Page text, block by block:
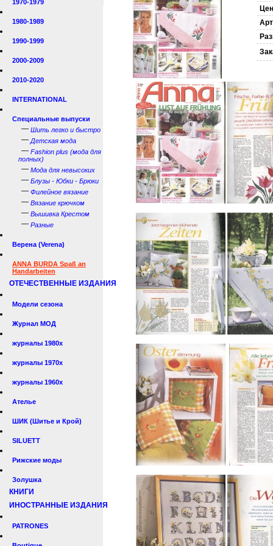
1970-1979
1980-1989
1990-1999
2000-2009
2010-2020
INTERNATIONAL
Специальные выпуски
— Шить легко и быстро
— Детская мода
— Fashion plus (мода для
полных)
— Мода для невысоких
— Блузы - Юбки - Брюки
— Филейное вязание
— Вязание крючком
— Вышивка Крестом
— Разные
Верена (Verena)
ANNA BURDA Spaß an
Handarbeiten
ОТЕЧЕСТВЕННЫЕ ИЗДАНИЯ
Модели сезона
Журнал МОД
журналы 1980х
журналы 1970х
журналы 1960х
Ателье
ШИК (Шитье и Крой)
SILUETT
Рижские моды
Золушка
КНИГИ
ИНОСТРАННЫЕ ИЗДАНИЯ
PATRONES